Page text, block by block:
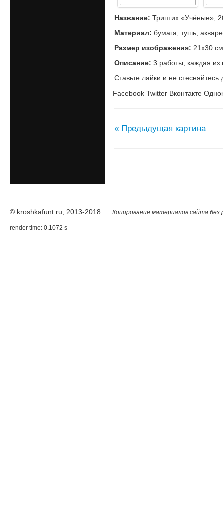
Название: Триптих «Учёные»,
Материал: бумага, тушь,
Размер изображения: 21х30 см
Описание: 3 работы, каждая из
Ставьте лайки и не стесняйтесь
Facebook Twitter Вконтакте
« Предыдущая картина
© kroshkafunt.ru, 2013-2018 Копирование материалов сайта без
render time: 0.1072 s